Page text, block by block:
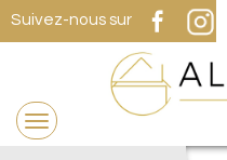
Suivez-nous sur